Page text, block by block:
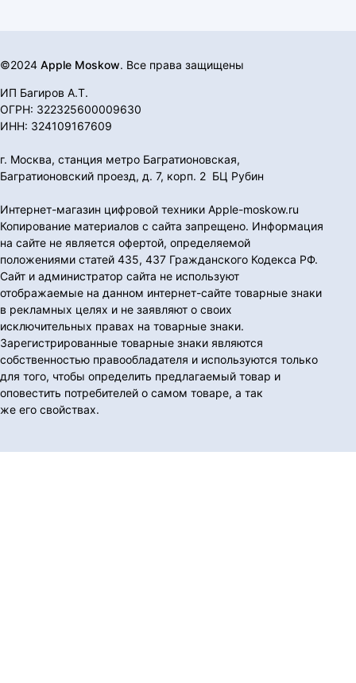
©2024 Apple Moskow. Все права защищены
ИП Багиров А.Т.
ОГРН: 322325600009630
ИНН: 324109167609
г. Москва, станция метро Багратионовская,
Багратионовский проезд, д. 7, корп. 2 БЦ Рубин
Интернет-магазин цифровой техники Apple-moskow.ru
Копирование материалов с сайта запрещено. Информация
на сайте не является офертой, определяемой
положениями статей 435, 437 Гражданского Кодекса РФ.
Сайт и администратор сайта не используют
отображаемые на данном интернет-сайте товарные знаки
в рекламных целях и не заявляют о своих
исключительных правах на товарные знаки.
Зарегистрированные товарные знаки являются
собственностью правообладателя и используются только
для того, чтобы определить предлагаемый товар и
оповестить потребителей о самом товаре, а так
же его свойствах.